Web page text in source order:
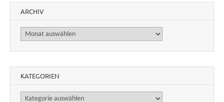
ARCHIV
Archiv
KATEGORIEN
Kategorien